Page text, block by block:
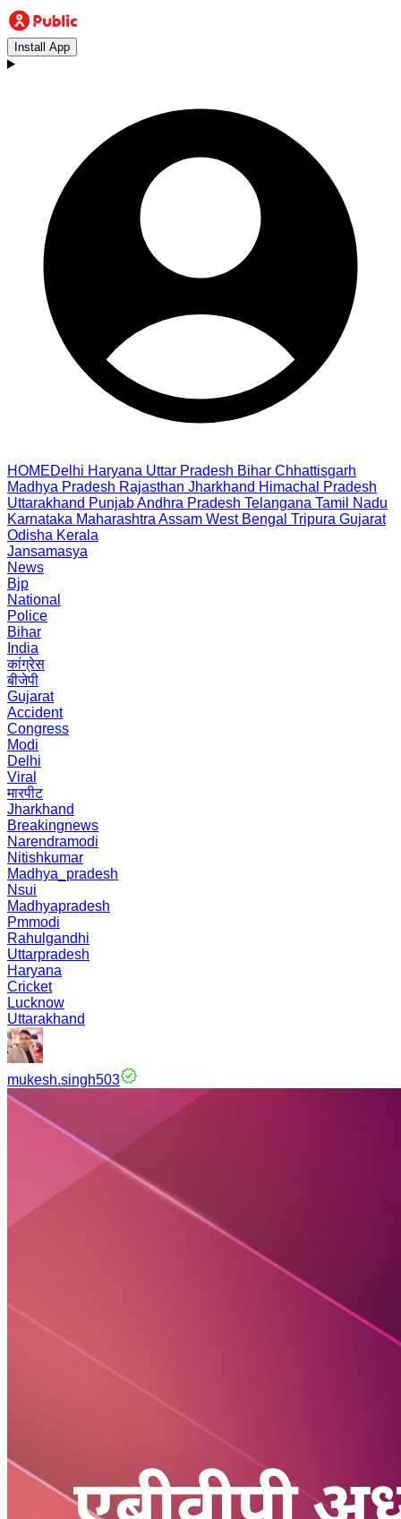
Install App
HOMEDelhi Haryana Uttar Pradesh Bihar Chhattisgarh
Madhya Pradesh Rajasthan Jharkhand Himachal Pradesh
Uttarakhand PunjabAndhra Pradesh Telangana Tamil Nadu
Karnataka Maharashtra Assam West Bengal Tripura Gujarat
Odisha Kerala
Jansamasya
News
Bjp
National
Police
Bihar
India
कांग्रेस
बीजेपी
Gujarat
Accident
Congress
Modi
Delhi
Viral
मारपीट
Jharkhand
Breakingnews
Narendramodi
Nitishkumar
Madhya_pradesh
Nsui
Madhyapradesh
Pmmodi
Rahulgandhi
Uttarpradesh
Haryana
Cricket
Lucknow
Uttarakhand
mukesh.singh503